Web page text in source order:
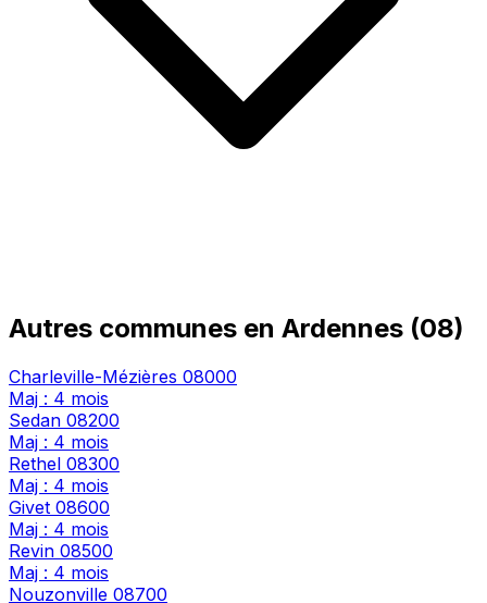
Autres communes en Ardennes (08)
Charleville-Mézières 08000
Maj : 4 mois
Sedan 08200
Maj : 4 mois
Rethel 08300
Maj : 4 mois
Givet 08600
Maj : 4 mois
Revin 08500
Maj : 4 mois
Nouzonville 08700